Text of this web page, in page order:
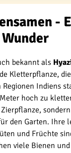
-
bekannt als
Kletterpflanze,
Regionen Indiens
hoch zu
den Garten. Ihre
und Früchte
viele Bienen